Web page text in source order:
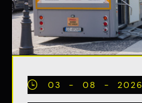
03 - 08 - 2026